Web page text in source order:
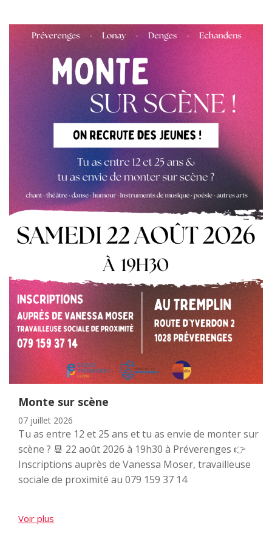
Monte sur scène
07 juillet 2026
Tu as entre 12 et 25 ans et tu as envie de monter sur
scène ? 📆 22 août 2026 à 19h30 à Préverenges 👉
Inscriptions auprès de Vanessa Moser, travailleuse
sociale de proximité au 079 159 37 14
Voir plus